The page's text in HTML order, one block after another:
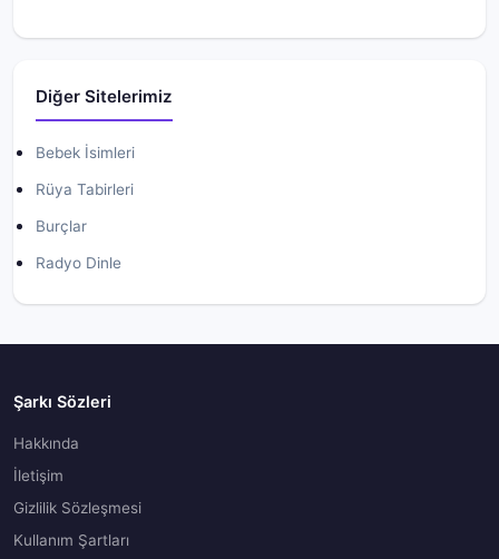
Diğer Sitelerimiz
Bebek İsimleri
Rüya Tabirleri
Burçlar
Radyo Dinle
Şarkı Sözleri
Hakkında
İletişim
Gizlilik Sözleşmesi
Kullanım Şartları